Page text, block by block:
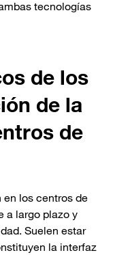
tecnologías
de los
de la
de
en los centros de
a largo plazo y
Suelen estar
la interfaz